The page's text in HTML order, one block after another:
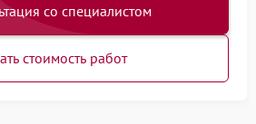
со специалистом
стоимость работ